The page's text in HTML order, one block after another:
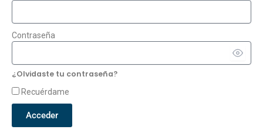
Contraseña
¿Olvidaste tu contraseña?
Recuérdame
Acceder